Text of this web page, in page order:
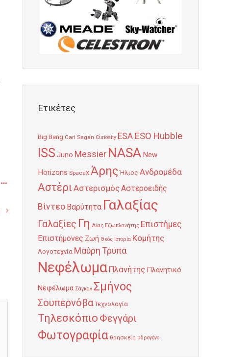
Ετικέτες
Big Bang Carl Sagan Curiosity ESA ESO Hubble
ISS Juno Messier NASA New
Horizons SpaceX Άρης Ήλιος Ανδρομέδα
Αστέρι ΑστερισμόςΑστεροειδής
Βίντεο Βαρύτητα Γαλαξίας
Γαλαξίες Γη Δίας Εξωπλανήτης Επιστήμες
Επιστήμονες Ζωή Θεός Ιστορία Κομήτης
Λογοτεχνία Μαύρη Τρύπα
Νεφέλωμα Πλανήτης Πλανητικό
Νεφέλωμα Σάγκαν Σμήνος
Σουπερνόβα Τεχνολογία
Τηλεσκόπιο Φεγγάρι
Φωτογραφία θρησκεία υδρογόνο